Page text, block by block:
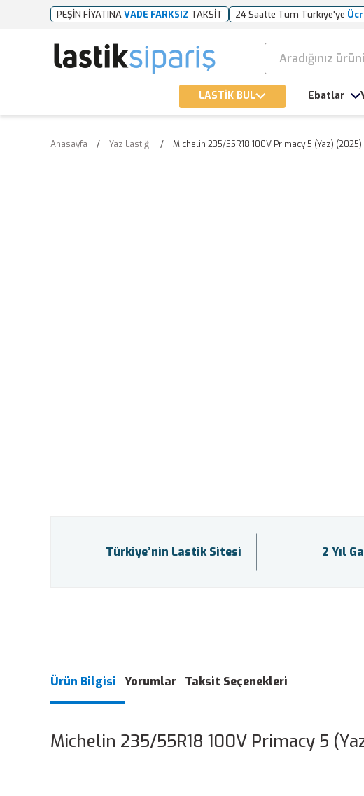
PEŞİN FİYATINAVADE FARKSIZ TAKSİT 24 Saatte Tüm Türkiye'ye
LASTİK BUL Ebatlar
Anasayfa Yaz Lastiği Michelin 235/55R18 100V Primacy 5 (Yaz) (2025)
Türkiye’nin Lastik Sitesi 2 Yıl
Ürün Bilgisi Yorumlar Taksit Seçenekleri
Michelin 235/55R18 100V Primacy 5